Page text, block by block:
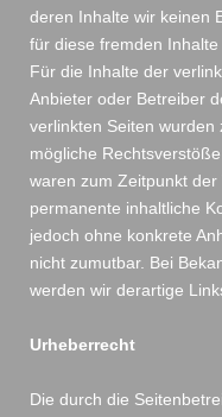
deren Inhalte wir keinen
für diese fremden
Für die Inhalte der
Anbieter oder Betreiber
verlinkten Seiten
mögliche
waren zum Zeitpunkt
permanente inhaltliche
jedoch ohne konkrete
nicht zumutbar. Bei
werden wir derartige
Urheberrecht
Die durch die